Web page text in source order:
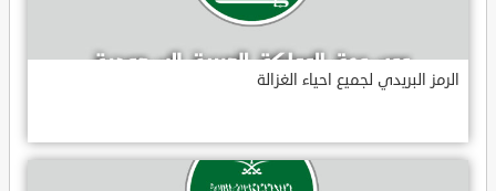
الرمز البريدي لجميع احياء الغزالة